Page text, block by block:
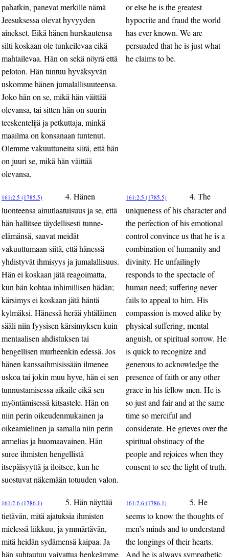
pahatkin, panevat merkille nämä
Jeesuksessa olevat hyvyyden
ainekset. Eikä hänen hurskautensa
silti koskaan ole tunkeilevaa eikä
mahtailevaa. Hän on sekä nöyrä että
peloton. Hän tuntuu hyväksyvän
uskomme hänen jumalallisuuteensa.
Joko hän on se, mikä hän väittää
olevansa, tai sitten hän on suurin
teeskentelijä ja petkuttaja, minkä
maailma on konsanaan tuntenut.
Olemme vakuuttuneita siitä, että hän
on juuri se, mikä hän väittää
olevansa.
or else he is the greatest
hypocrite and fraud the world
has ever known. We are
persuaded that he is just what
he claims to be.
161:2.5 (1785.5)
4. Hänen
luonteensa ainutlaatuisuus ja se, että
hän hallitsee täydellisesti tunne-
elämänsä, saavat meidät
vakuuttumaan siitä, että hänessä
yhdistyvät ihmisyys ja jumalallisuus.
Hän ei koskaan jätä reagoimatta,
kun hän kohtaa inhimillisen hädän;
kärsimys ei koskaan jätä häntä
kylmäksi. Hänessä herää yhtäläinen
sääli niin fyysisen kärsimyksen kuin
mentaalisen ahdistuksen tai
hengellisen murheenkin edessä. Jos
hänen kanssaihmisissään ilmenee
uskoa tai jokin muu hyve, hän ei sen
tunnustamisessa aikaile eikä sen
myöntämisessä kitsastele. Hän on
niin perin oikeudenmukainen ja
oikeamielinen ja samalla niin perin
armelias ja huomaavainen. Hän
suree ihmisten hengellistä
itsepäisyyttä ja iloitsee, kun he
suostuvat näkemään totuuden valon.
161:2.5 (1785.5)
4. The
uniqueness of his character and
the perfection of his emotional
control convince us that he is a
combination of humanity and
divinity. He unfailingly
responds to the spectacle of
human need; suffering never
fails to appeal to him. His
compassion is moved alike by
physical suffering, mental
anguish, or spiritual sorrow. He
is quick to recognize and
generous to acknowledge the
presence of faith or any other
grace in his fellow men. He is
so just and fair and at the same
time so merciful and
considerate. He grieves over the
spiritual obstinacy of the
people and rejoices when they
consent to see the light of truth.
161:2.6 (1786.1)
5. Hän näyttää
tietävän, mitä ajatuksia ihmisten
mielessä liikkuu, ja ymmärtävän,
mitä heidän sydämensä kaipaa. Ja
hän suhtautuu vaivattua henkeämme
161:2.6 (1786.1)
5. He
seems to know the thoughts of
men’s minds and to understand
the longings of their hearts.
And he is always sympathetic